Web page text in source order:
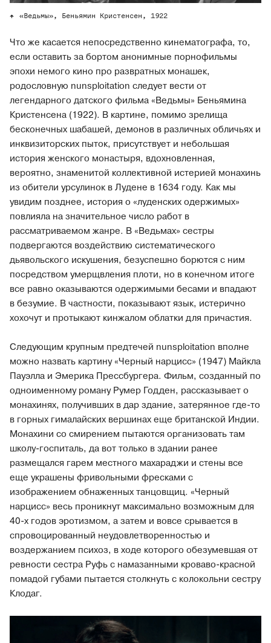
«Ведьмы», Беньямин Кристенсен, 1922
Что же касается непосредственно кинематографа, то,
если оставить за бортом анонимные порнофильмы
эпохи немого кино про развратных монашек,
родословную nunsploitation следует вести от
легендарного датского фильма «Ведьмы» Беньямина
Кристенсена (1922). В картине, помимо зрелища
бесконечных шабашей, демонов в различных обличьях и
инквизиторских пыток, присутствует и небольшая
история женского монастыря, вдохновленная,
вероятно, знаменитой коллективной истерией монахинь
из обители урсулинок в Лудене в 1634 году. Как мы
увидим позднее, история о «луденских одержимых»
повлияла на значительное число работ в
рассматриваемом жанре. В «Ведьмах» сестры
подвергаются воздействию систематического
дьявольского искушения, безуспешно борются с ним
посредством умерщвления плоти, но в конечном итоге
все равно оказываются одержимыми бесами и впадают
в безумие. В частности, показывают язык, истерично
хохочут и протыкают кинжалом облатки для причастия.
Следующим крупным предтечей nunsploitation вполне
можно назвать картину «Черный нарцисс» (1947) Майкла
Пауэлла и Эмерика Прессбургера. Фильм, созданный по
одноименному роману Румер Годден, рассказывает о
монахинях, получивших в дар здание, затерянное где-то
в горных гималайских вершинах еще британской Индии.
Монахини со смирением пытаются организовать там
школу-госпиталь, да вот только в здании ранее
размещался гарем местного махараджи и стены все
еще украшены фривольными фресками с
изображением обнаженных танцовщиц. «Черный
нарцисс» весь проникнут максимально возможным для
40-х годов эротизмом, а затем и вовсе срывается в
спровоцированный неудовлетворенностью и
воздержанием психоз, в ходе которого обезумевшая от
ревности сестра Руфь с намазанными кроваво-красной
помадой губами пытается столкнуть с колокольни сестру
Клодаг.